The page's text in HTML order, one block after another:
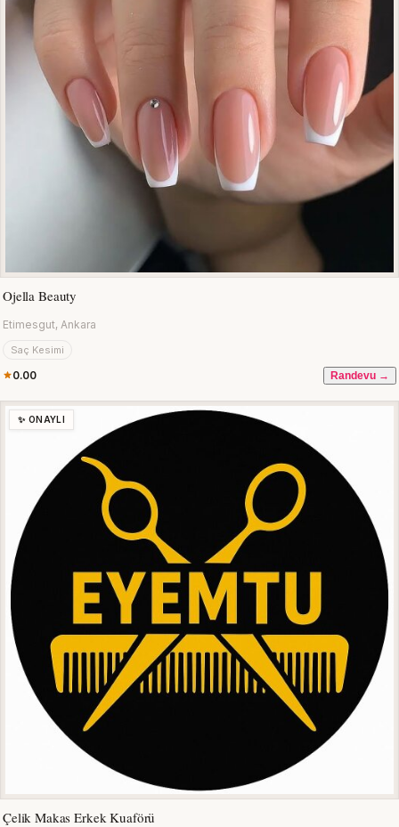
Ojella Beauty
Etimesgut, Ankara
Saç Kesimi
0.00 Randevu →
✨ ONAYLI
Çelik Makas Erkek Kuaförü